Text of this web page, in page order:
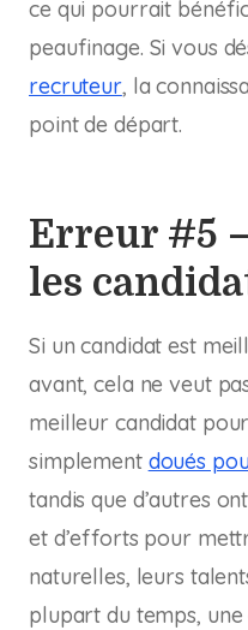
ce qui pourrait
peaufinage. Si vous
recruteur, la
point de départ.
Erreur #5
les
Si un candidat est
avant, cela ne veut
meilleur candidat
simplement doués
tandis que d’autres
et d’efforts pour
naturelles, leurs
plupart du temps, une